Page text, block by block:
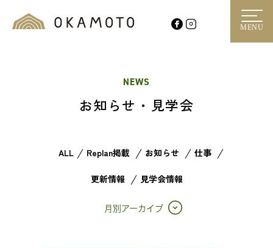
MENU
NEWS
お知らせ・見学会
ALL Replan掲載 お知らせ 仕事
更新情報 見学会情報
月別アーカイブ